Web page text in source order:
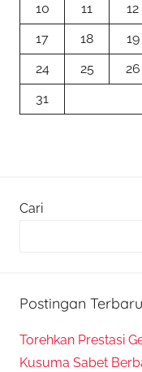
10
11 12
17
18 19
24
25 26
31
Cari
Postingan Terbaru
Torehkan Prestasi
Kusuma Sabet